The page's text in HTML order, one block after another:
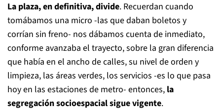
La plaza, en definitiva, divide. Recuerdan cuando
tomábamos una micro -las que daban boletos y
corrían sin freno- nos dábamos cuenta de inmediato,
conforme avanzaba el trayecto, sobre la gran diferencia
que había en el ancho de calles, su nivel de orden y
limpieza, las áreas verdes, los servicios -es lo que pasa
hoy en las estaciones de metro- entonces, la
segregación socioespacial sigue vigente.